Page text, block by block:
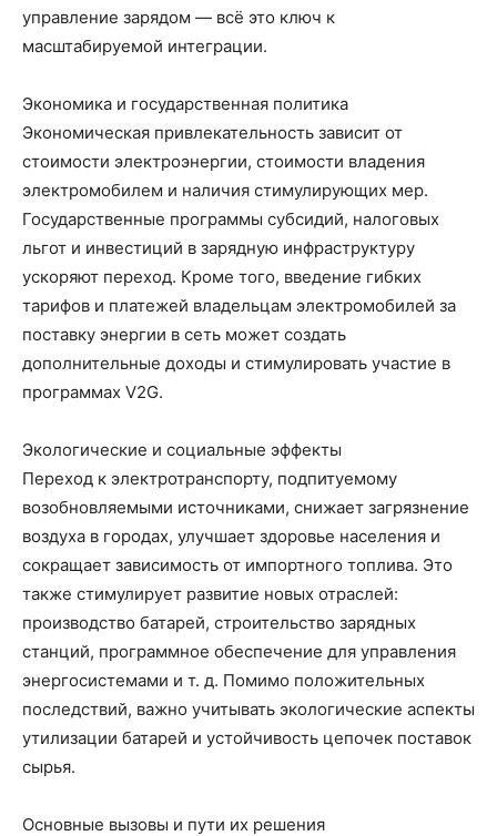
управление зарядом — всё это ключ к
масштабируемой интеграции.
Экономика и государственная политика
Экономическая привлекательность зависит от
стоимости электроэнергии, стоимости владения
электромобилем и наличия стимулирующих мер.
Государственные программы субсидий, налоговых
льгот и инвестиций в зарядную инфраструктуру
ускоряют переход. Кроме того, введение гибких
тарифов и платежей владельцам электромобилей за
поставку энергии в сеть может создать
дополнительные доходы и стимулировать участие в
программах V2G.
Экологические и социальные эффекты
Переход к электротранспорту, подпитуемому
возобновляемыми источниками, снижает загрязнение
воздуха в городах, улучшает здоровье населения и
сокращает зависимость от импортного топлива. Это
также стимулирует развитие новых отраслей:
производство батарей, строительство зарядных
станций, программное обеспечение для управления
энергосистемами и т. д. Помимо положительных
последствий, важно учитывать экологические аспекты
утилизации батарей и устойчивость цепочек поставок
сырья.
Основные вызовы и пути их решения